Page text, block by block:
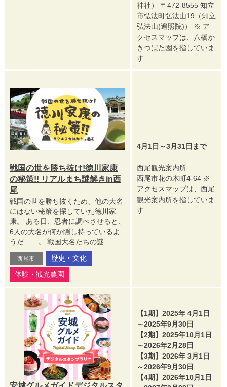
神社） 〒472-8555 知立
市弘法町弘法山19（知立
弘法山(遍照院)） ※ ア
クセスマップは、八橋か
きつばた園を指していま
す
戦国の世を勝ち抜け!徳川家康
の秘策!! リアルまち謎解きin西
尾
戦国の世を勝ち抜くため、他の大名
にはない秘策を探していた徳川家
康。 ある日、忍者に調べさせると、
6人の大名が何か隠し持っているよ
うだ……。 戦国大名たちの謎...
西尾市
歴史・文化
体験・観光農園
4月1日～3月31日まで
西尾観光案内所
西尾市花の木町4-64 ※
アクセスマップは、西尾
観光案内所を指していま
す
【1期】2025年 4月1日
～2025年9月30日
【2期】2025年10月1日
～2026年2月28日
【3期】2026年 3月1日
～2026年9月30日
【4期】2026年10月1日